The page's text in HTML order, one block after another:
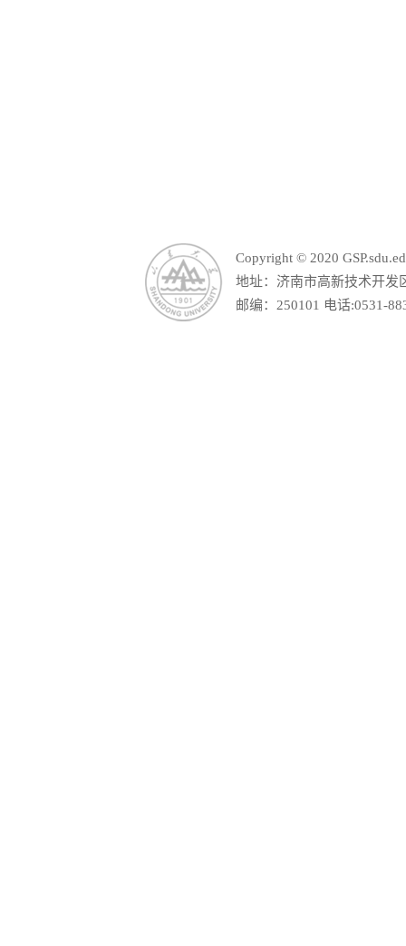
Copyright © 2020
地址：济南市高新技术开发
邮编：250101 电话:0531-